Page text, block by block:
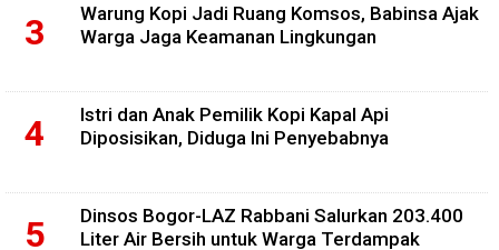
Warung Kopi Jadi Ruang Komsos, Babinsa Ajak
Warga Jaga Keamanan Lingkungan
Istri dan Anak Pemilik Kopi Kapal Api
Diposisikan, Diduga Ini Penyebabnya
Dinsos Bogor-LAZ Rabbani Salurkan 203.400
Liter Air Bersih untuk Warga Terdampak